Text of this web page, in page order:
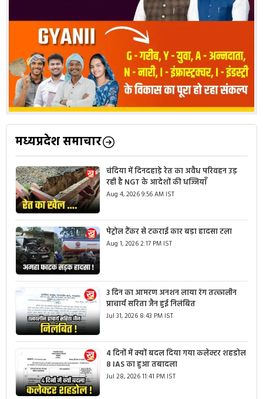
मध्यप्रदेश समाचार
चंदिया में दिनदहाड़े रेत का अवैध परिवहन उड़
रही है NGT के आदेशों की धज्जियाँ
Aug 4, 2026 9:56 AM IST
पेट्रोल टैंकर से टकराई कार बड़ा हादसा टला
Aug 1, 2026 2:17 PM IST
3 दिन का आमरण अनशन लाया रंग तत्कालीन
प्राचार्य सरिता जैन हुई निलंबित
Jul 31, 2026 8:43 PM IST
4 दिनों में क्यों बदल दिया गया कलेक्टर शहडोल
8 IAS का हुआ तबादला
Jul 28, 2026 11:41 PM IST